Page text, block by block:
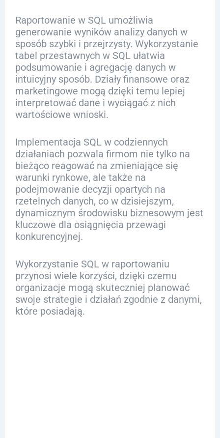
Raportowanie w SQL umożliwia
generowanie wyników analizy danych w
sposób szybki i przejrzysty. Wykorzystanie
tabel przestawnych w SQL ułatwia
podsumowanie i agregację danych w
intuicyjny sposób. Działy finansowe oraz
marketingowe mogą dzięki temu lepiej
interpretować dane i wyciągać z nich
wartościowe wnioski.
Implementacja SQL w codziennych
działaniach pozwala firmom nie tylko na
bieżąco reagować na zmieniające się
warunki rynkowe, ale także na
podejmowanie decyzji opartych na
rzetelnych danych, co w dzisiejszym,
dynamicznym środowisku biznesowym jest
kluczowe dla osiągnięcia przewagi
konkurencyjnej.
Wykorzystanie SQL w raportowaniu
przynosi wiele korzyści, dzięki czemu
organizacje mogą skuteczniej planować
swoje strategie i działań zgodnie z danymi,
które posiadają.